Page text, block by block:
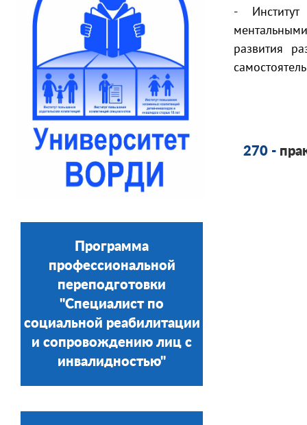
- Институт
развития
Программа
профессиональной
переподготовки
"Специалист по
социальной реабилитации
и сопровождению лиц с
инвалидностью"
270 -